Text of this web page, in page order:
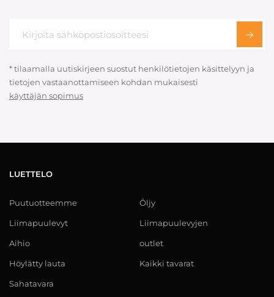
* tilaamalla uutiskirjeen suostut henkilötietojen käsittelyyn ja
tietojen vastaanottamiseen kohdan mukaisesti
käyttäjän sopimus
LUETTELO
Puutuotteemme
Liimapuulevyt
Aihio
Höylätty lauta
Sahatavara
Öljy
Liimapuulevyjen
outlet
Kaikki tavarat